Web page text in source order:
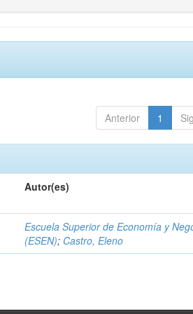
Anterior 1
Autor(es)
Escuela Superior de Economía y
(ESEN); Castro, Eleno